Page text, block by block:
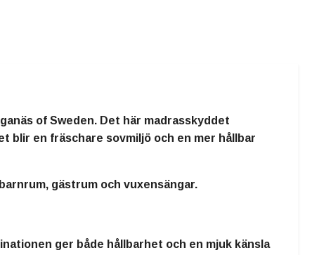
of Sweden. Det här madrasskyddet
blir en fräschare sovmiljö och en mer hållbar
gästrum och vuxensängar.
ger både hållbarhet och en mjuk känsla